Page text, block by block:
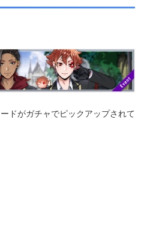
ドがガチャでピックアップされて